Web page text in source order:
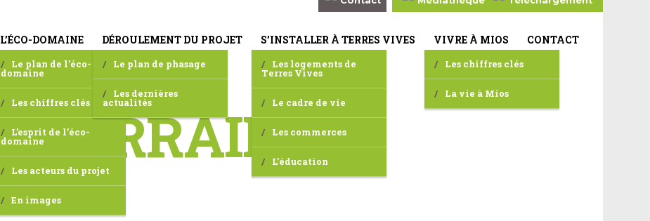
L’ÉCO-DOMAINE
Le plan de l’éco-
domaine
Les chiffres clés
L’esprit de l’éco-
domaine
Les acteurs du projet
En images
DÉROULEMENT DU PROJET
Le plan de phasage
Les dernières
actualités
S’INSTALLER À TERRES VIVES
Les logements de
Terres Vives
Le cadre de vie
Les commerces
L’éducation
VIVRE À MIOS
Les chiffres clés
La vie à Mios
CONTACT
TERRAINS